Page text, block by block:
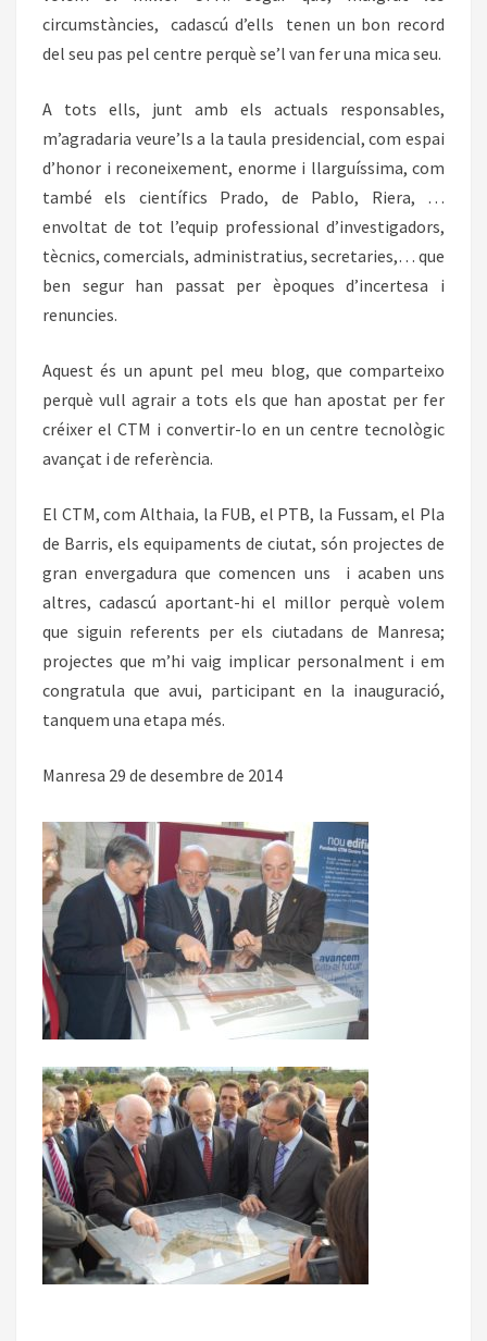
circumstàncies, cadascú d’ells tenen un bon record
del seu pas pel centre perquè se’l van fer una mica seu.
A tots ells, junt amb els actuals responsables,
m’agradaria veure’ls a la taula presidencial, com espai
d’honor i reconeixement, enorme i llarguíssima, com
també els científics Prado, de Pablo, Riera, …
envoltat de tot l’equip professional d’investigadors,
tècnics, comercials, administratius, secretaries,… que
ben segur han passat per èpoques d’incertesa i
renuncies.
Aquest és un apunt pel meu blog, que comparteixo
perquè vull agrair a tots els que han apostat per fer
créixer el CTM i convertir-lo en un centre tecnològic
avançat i de referència.
El CTM, com Althaia, la FUB, el PTB, la Fussam, el Pla
de Barris, els equipaments de ciutat, són projectes de
gran envergadura que comencen uns i acaben uns
altres, cadascú aportant-hi el millor perquè volem
que siguin referents per els ciutadans de Manresa;
projectes que m’hi vaig implicar personalment i em
congratula que avui, participant en la inauguració,
tanquem una etapa més.
Manresa 29 de desembre de 2014